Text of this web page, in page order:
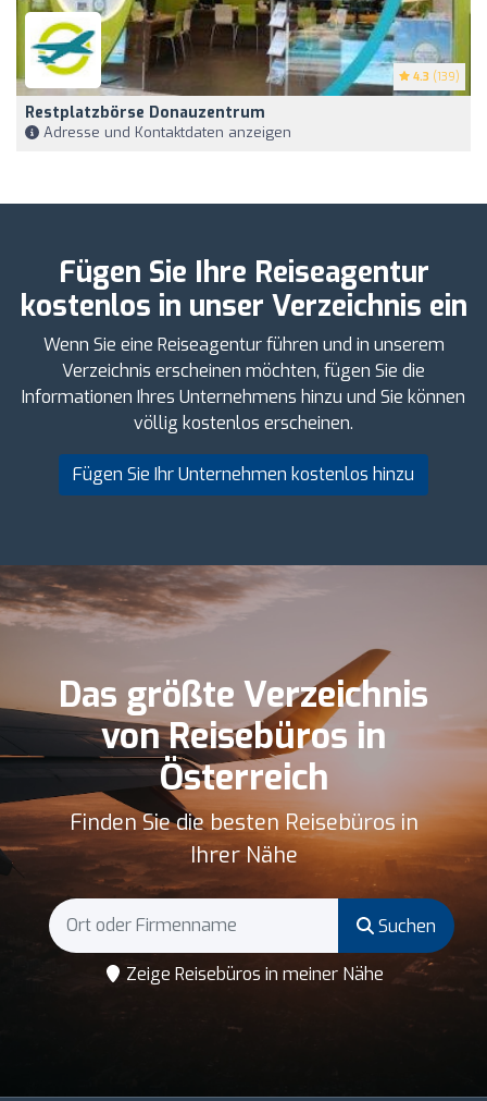
4.3 (139)
Restplatzbörse Donauzentrum
Adresse und Kontaktdaten anzeigen
Fügen Sie Ihre Reiseagentur
kostenlos in unser Verzeichnis ein
Wenn Sie eine Reiseagentur führen und in unserem
Verzeichnis erscheinen möchten, fügen Sie die
Informationen Ihres Unternehmens hinzu und Sie können
völlig kostenlos erscheinen.
Fügen Sie Ihr Unternehmen kostenlos hinzu
Das größte Verzeichnis
von Reisebüros in
Österreich
Finden Sie die besten Reisebüros in
Ihrer Nähe
Suchen
Zeige Reisebüros in meiner Nähe